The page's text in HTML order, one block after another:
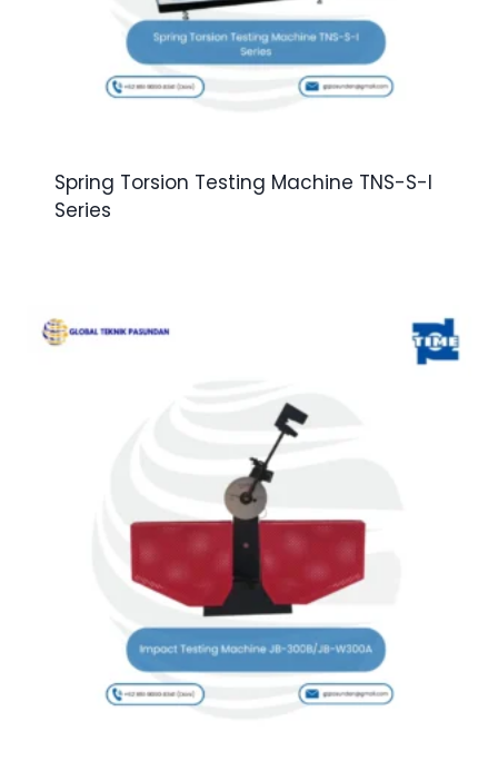
Spring Torsion Testing Machine TNS-S-I
Series